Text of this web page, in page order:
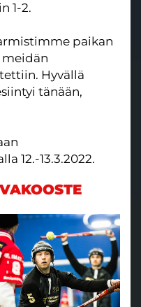
1-2.
paikan
meidän
Hyvällä
tänään,
12.-13.3.2022.